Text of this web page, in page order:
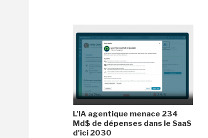
L'IA agentique menace 234
Md$ de dépenses dans le SaaS
d'ici 2030